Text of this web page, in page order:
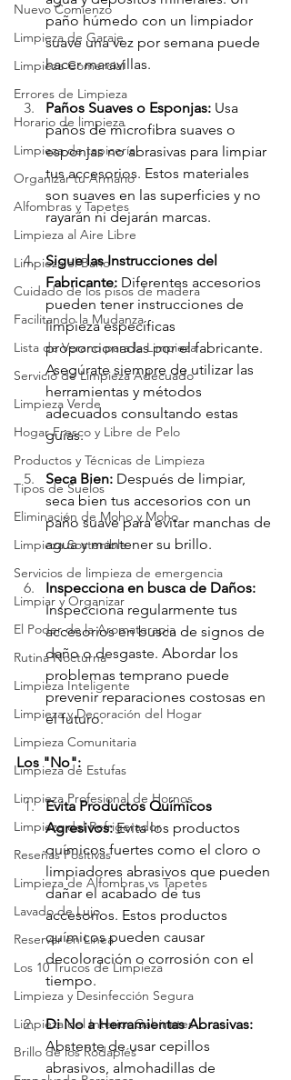
Nuevo Comienzo
Limpieza de Garaje
Limpieza Comercial
Errores de Limpieza
Horario de limpieza
Limpieza de tapicería
Organizar tu Armario
Alfombras y Tapetes
Limpieza al Aire Libre
Limpieza el Baño
Cuidado de los pisos de madera
Facilitando la Mudanza
Lista de Verano para la Limpieza
Servicio de Limpieza Adecuado
Limpieza Verde
Hogar Fresco y Libre de Pelo
Productos y Técnicas de Limpieza
Tipos de Suelos
Eliminación de Moho y Moho
Limpieza Sostenible
Servicios de limpieza de emergencia
Limpiar y Organizar
El Poder de la Aromaterapia
Rutina Nocturna
Limpieza Inteligente
Limpieza y Decoración del Hogar
Limpieza Comunitaria
Limpieza de Estufas
Limpieza Profesional de Hornos
Limpieza del Refrigerador
Reseñas Positivas
Limpieza de Alfombras vs Tapetes
Lavado de Lujo
Reservar en Línea
Los 10 Trucos de Limpieza
Limpieza y Desinfección Segura
Limpieza del Interior Gabinetes
Brillo de los Rodapiés
paño húmedo con un limpiador
suave una vez por semana puede
hacer maravillas.
Paños Suaves o Esponjas: Usa
paños de microfibra suaves o
esponjas no abrasivas para limpiar
tus accesorios. Estos materiales
son suaves en las superficies y no
rayarán ni dejarán marcas.
Sigue las Instrucciones del
Fabricante: Diferentes accesorios
pueden tener instrucciones de
limpieza específicas
proporcionadas por el fabricante.
Asegúrate siempre de utilizar las
herramientas y métodos
adecuados consultando estas
guías.
Seca Bien: Después de limpiar,
seca bien tus accesorios con un
paño suave para evitar manchas de
agua y mantener su brillo.
Inspecciona en busca de Daños:
Inspecciona regularmente tus
accesorios en busca de signos de
daño o desgaste. Abordar los
problemas temprano puede
prevenir reparaciones costosas en
el futuro.
Los "No":
Evita Productos Químicos
Agresivos: Evita los productos
químicos fuertes como el cloro o
limpiadores abrasivos que pueden
dañar el acabado de tus
accesorios. Estos productos
químicos pueden causar
decoloración o corrosión con el
tiempo.
Di No a Herramientas Abrasivas:
Abstente de usar cepillos
abrasivos, almohadillas de